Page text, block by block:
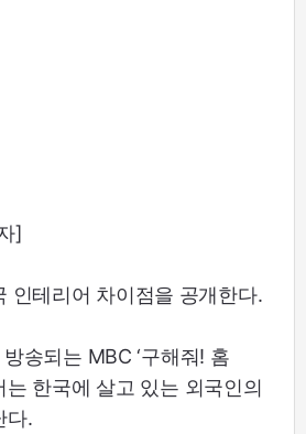
]
인테리어 차이점을 공개한다.
송되는 MBC ‘구해줘! 홈
는 한국에 살고 있는 외국인의
다.